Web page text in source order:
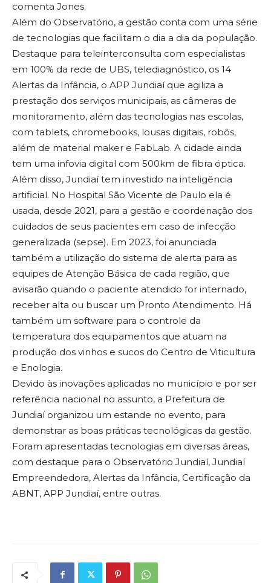
comenta Jones.
Além do Observatório, a gestão conta com uma série
de tecnologias que facilitam o dia a dia da população.
Destaque para teleinterconsulta com especialistas
em 100% da rede de UBS, telediagnóstico, os 14
Alertas da Infância, o APP Jundiaí que agiliza a
prestação dos serviços municipais, as câmeras de
monitoramento, além das tecnologias nas escolas,
com tablets, chromebooks, lousas digitais, robôs,
além de material maker e FabLab. A cidade ainda
tem uma infovia digital com 500km de fibra óptica.
Além disso, Jundiaí tem investido na inteligência
artificial. No Hospital São Vicente de Paulo ela é
usada, desde 2021, para a gestão e coordenação dos
cuidados de seus pacientes em caso de infecção
generalizada (sepse). Em 2023, foi anunciada
também a utilização do sistema de alerta para as
equipes de Atenção Básica de cada região, que
avisarão quando o paciente atendido for internado,
receber alta ou buscar um Pronto Atendimento. Há
também um software para o controle da
temperatura dos equipamentos que atuam na
produção dos vinhos e sucos do Centro de Viticultura
e Enologia.
Devido às inovações aplicadas no município e por ser
referência nacional no assunto, a Prefeitura de
Jundiaí organizou um estande no evento, para
demonstrar as boas práticas tecnológicas da gestão.
Foram apresentadas tecnologias em diversas áreas,
com destaque para o Observatório Jundiaí, Jundiaí
Empreendedora, Alertas da Infância, Certificação da
ABNT, APP Jundiaí, entre outras.